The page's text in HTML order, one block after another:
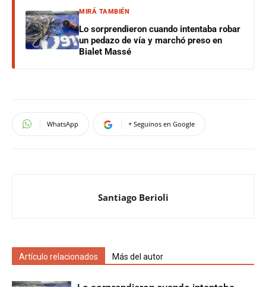
MIRÁ TAMBIÉN
Lo sorprendieron cuando intentaba robar
un pedazo de vía y marchó preso en
Bialet Massé
WhatsApp + Seguinos en Google
Santiago Berioli
Artículo relacionados Más del autor